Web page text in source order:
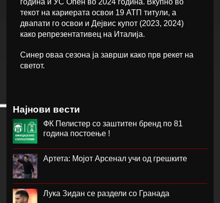
текот на кариерата освои 19 АТП титули, а
двапати го освои и Дејвис купот (2023, 2024)
како репрезентативец на Италија.
Синер оваа сезона ја заврши како прв рекет на
светот.
Најнови вести
ФК Пелистер со заштитен бренд по 81
година постоење !
Артета: Мојот Арсенал учи од грешките
Лука Зидан се раздели со Гранада